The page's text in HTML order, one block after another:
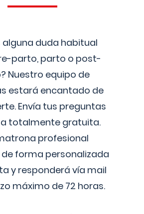
alguna duda habitual
parto, parto o post-
Nuestro equipo de
estará encantado de
Envía tus preguntas
totalmente gratuita.
profesional
forma personalizada
y responderá vía mail
máximo de 72 horas.